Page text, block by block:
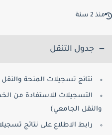
2 سنة
جدول التنقل
نتائج تسجيلات المنحة والنقل
التسجيلات للاستفادة من
والنقل الجامعي)
رابط الاطلاع على نتائج تسجيلات